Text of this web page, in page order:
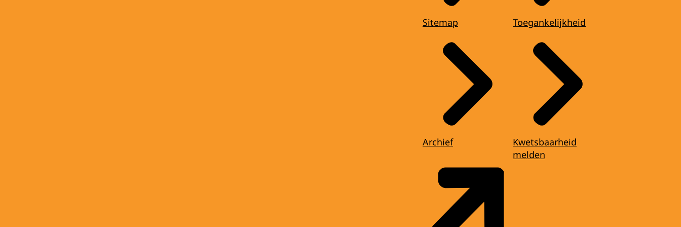
Sitemap
Archief
Toegankelijkheid
Kwetsbaarheid
melden